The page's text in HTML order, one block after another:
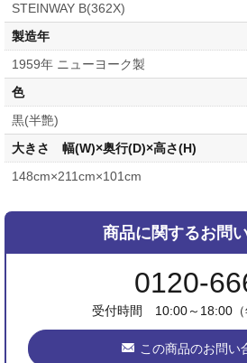
STEINWAY B(362X)
製造年
1959年 ニューヨーク製
色
黒(半艶)
大きさ 幅(W)×奥行(D)×高さ(H)
148cm×211cm×101cm
商品に関するお問
0120-
受付時間 10:00～18:00（
この商品のお問い